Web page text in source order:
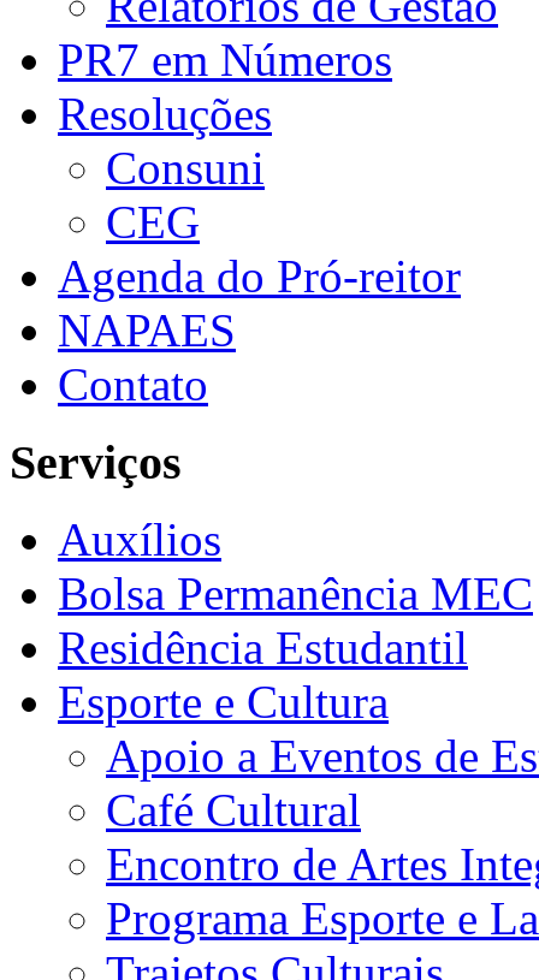
PR7 em Números
Resoluções
Consuni
CEG
Agenda do Pró-reitor
NAPAES
Contato
Serviços
Auxílios
Bolsa Permanência MEC
Residência Estudantil
Esporte e Cultura
Apoio a Eventos de
Café Cultural
Encontro de Artes
Programa Esporte e